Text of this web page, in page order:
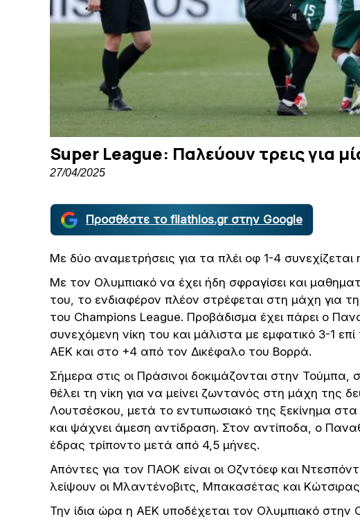
Super League: Παλεύουν τρεις για
27/04/2025
Προσθέστε το filathlos.gr στην Google
Με δύο αναμετρήσεις για τα πλέι οφ 1-4
Με τον Ολυμπιακό να έχει ήδη σφραγίσει και
του, το ενδιαφέρον πλέον στρέφεται στη μάχη για
του Champions League. Προβάδισμα έχει πάρει ο
συνεχόμενη νίκη του και μάλιστα με εμφατικό 3-1
ΑΕΚ και στο +4 από τον Δικέφαλο του Βορρά.
Σήμερα στις οι Πράσινοι δοκιμάζονται στην Τούμπα,
θέλει τη νίκη για να μείνει ζωντανός στη μάχη της
Λουτσέσκου, μετά το εντυπωσιακό της ξεκίνημα
και ψάχνει άμεση αντίδραση. Στον αντίποδα, ο
έδρας τρίποντο μετά από 4,5 μήνες.
Απόντες για τον ΠΑΟΚ είναι οι Οζντόεφ και
λείψουν οι Μλαντένοβιτς, Μπακασέτας και
Την ίδια ώρα η ΑΕΚ υποδέχεται τον Ολυμπιακό στην